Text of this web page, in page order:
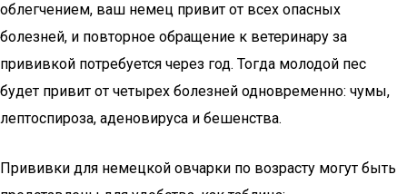
облегчением, ваш немец привит от всех опасных
болезней, и повторное обращение к ветеринару за
прививкой потребуется через год. Тогда молодой пес
будет привит от четырех болезней одновременно: чумы,
лептоспироза, аденовируса и бешенства.
Прививки для немецкой овчарки по возрасту могут быть